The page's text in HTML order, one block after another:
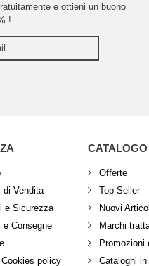
e ottieni un buono
!
di Vendita
e Sicurezza
e Consegne
policy
CATALOGO
Offerte
Top Seller
Nuovi
Marchi
Promozioni
Cataloghi